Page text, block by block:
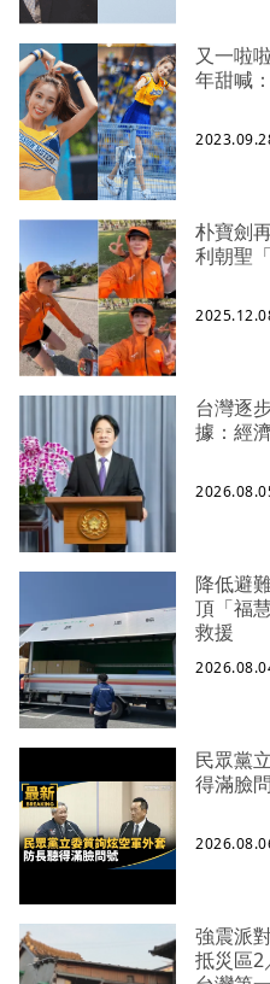
又一啦
年甜喊
朴寶劍
利朝聖
台灣逐
據：經
降低避
頂「福
救援
民眾黨
得滿臉
強震派
抵災區